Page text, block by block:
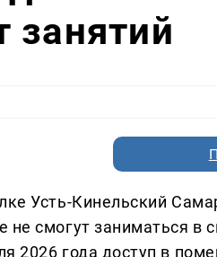
занятий
Усть-Кинельский
не смогут заниматься в
2026 года доступ в